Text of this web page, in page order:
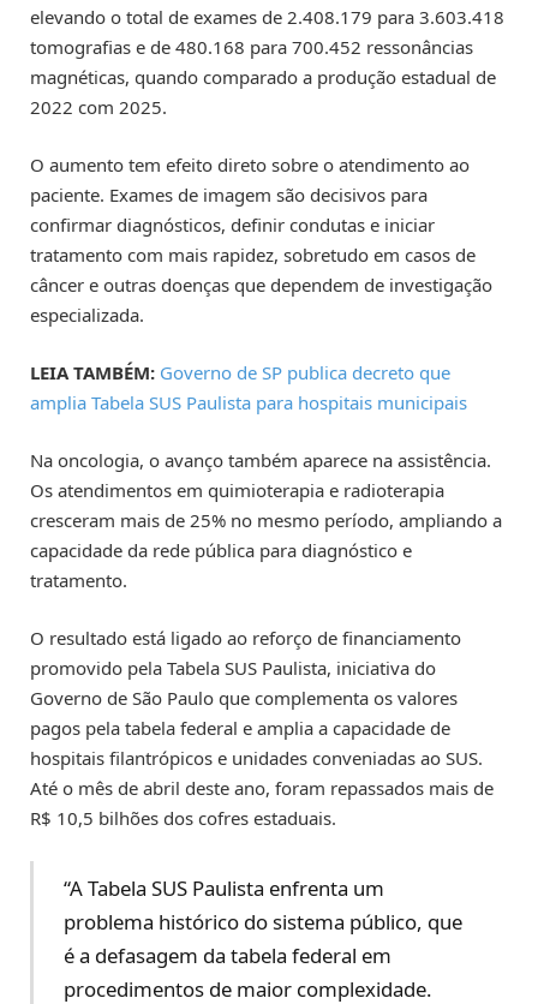
elevando o total de exames de 2.408.179 para 3.603.418
tomografias e de 480.168 para 700.452 ressonâncias
magnéticas, quando comparado a produção estadual de
2022 com 2025.
O aumento tem efeito direto sobre o atendimento ao
paciente. Exames de imagem são decisivos para
confirmar diagnósticos, definir condutas e iniciar
tratamento com mais rapidez, sobretudo em casos de
câncer e outras doenças que dependem de investigação
especializada.
LEIA TAMBÉM: Governo de SP publica decreto que
amplia Tabela SUS Paulista para hospitais municipais
Na oncologia, o avanço também aparece na assistência.
Os atendimentos em quimioterapia e radioterapia
cresceram mais de 25% no mesmo período, ampliando a
capacidade da rede pública para diagnóstico e
tratamento.
O resultado está ligado ao reforço de financiamento
promovido pela Tabela SUS Paulista, iniciativa do
Governo de São Paulo que complementa os valores
pagos pela tabela federal e amplia a capacidade de
hospitais filantrópicos e unidades conveniadas ao SUS.
Até o mês de abril deste ano, foram repassados mais de
R$ 10,5 bilhões dos cofres estaduais.
“A Tabela SUS Paulista enfrenta um
problema histórico do sistema público, que
é a defasagem da tabela federal em
procedimentos de maior complexidade.